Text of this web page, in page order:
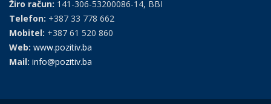
Žiro račun: 141-306-53200086-14, BBI
Telefon: +387 33 778 662
Mobitel: +387 61 520 860
Web: www.pozitiv.ba
Mail: info@pozitiv.ba